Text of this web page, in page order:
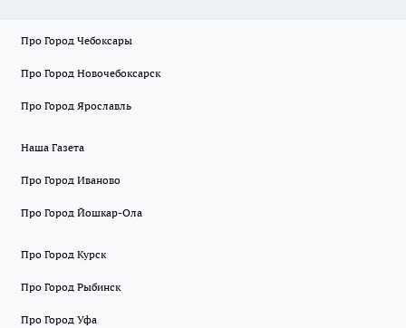
Про Город Чебоксары
Про Город Новочебоксарск
Про Город Ярославль
Наша Газета
Про Город Иваново
Про Город Йошкар-Ола
Про Город Курск
Про Город Рыбинск
Про Город Уфа